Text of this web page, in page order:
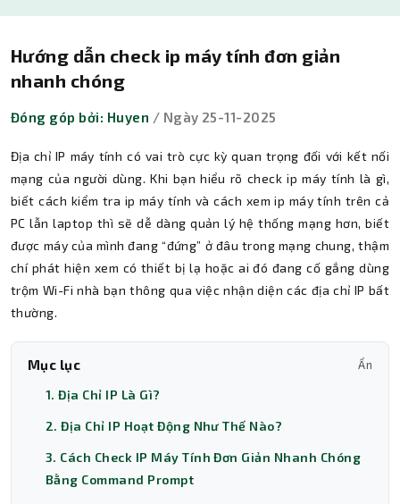
Hướng dẫn check ip máy tính đơn giản
nhanh chóng
Đóng góp bởi: Huyen / Ngày 25-11-2025
Địa chỉ IP máy tính có vai trò cực kỳ quan trọng đối với kết nối
mạng của người dùng. Khi bạn hiểu rõ check ip máy tính là gì,
biết cách kiểm tra ip máy tính và cách xem ip máy tính trên cả
PC lẫn laptop thì sẽ dễ dàng quản lý hệ thống mạng hơn, biết
được máy của mình đang “đứng” ở đâu trong mạng chung, thậm
chí phát hiện xem có thiết bị lạ hoặc ai đó đang cố gắng dùng
trộm Wi-Fi nhà bạn thông qua việc nhận diện các địa chỉ IP bất
thường.
Mục lục Ẩn
1. Địa Chỉ IP Là Gì?
2. Địa Chỉ IP Hoạt Động Như Thế Nào?
3. Cách Check IP Máy Tính Đơn Giản Nhanh Chóng
Bằng Command Prompt